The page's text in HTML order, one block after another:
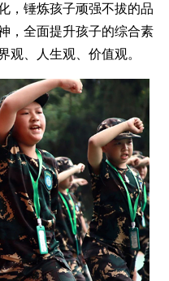
，锤炼孩子顽强不拔的品
，全面提升孩子的综合素
观、人生观、价值观。